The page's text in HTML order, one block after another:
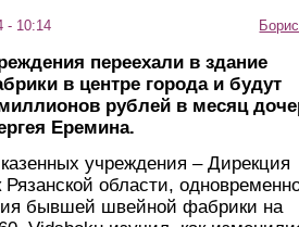
- 10:14
переехали в здание
в центре города и будут
рублей в месяц
Еремина.
учреждения – Дирекция
Рязанской области,
бывшей швейной фабрики на